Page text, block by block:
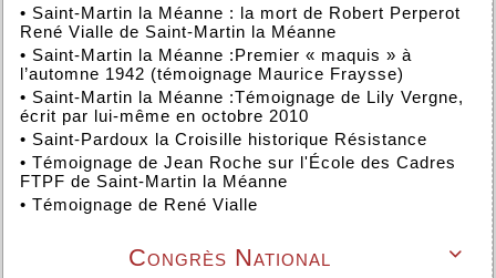
• Saint-Martin la Méanne : la mort de Robert Perperot
René Vialle de Saint-Martin la Méanne
• Saint-Martin la Méanne :Premier « maquis » à
l’automne 1942 (témoignage Maurice Fraysse)
• Saint-Martin la Méanne :Témoignage de Lily Vergne,
écrit par lui-même en octobre 2010
• Saint-Pardoux la Croisille historique Résistance
• Témoignage de Jean Roche sur l'École des Cadres
FTPF de Saint-Martin la Méanne
• Témoignage de René Vialle

Congrès National